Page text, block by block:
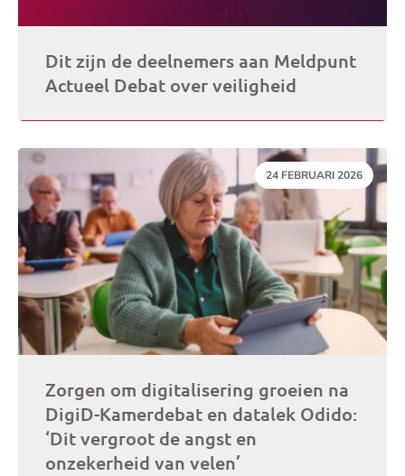
Dit zijn de deelnemers aan Meldpunt
Actueel Debat over veiligheid
DATUM:
24 FEBRUARI 2026
Zorgen om digitalisering groeien na
DigiD-Kamerdebat en datalek Odido:
‘Dit vergroot de angst en
onzekerheid van velen’